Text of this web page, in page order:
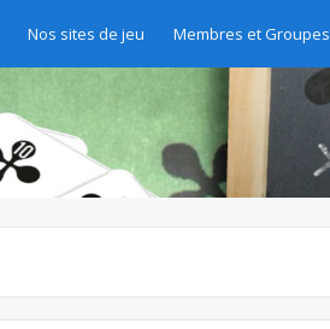
Nos sites de jeu Membres et Groupes